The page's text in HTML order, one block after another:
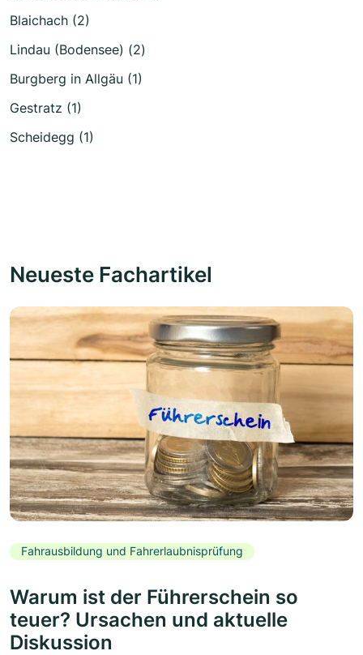
Blaichach (2)
Lindau (Bodensee) (2)
Burgberg in Allgäu (1)
Gestratz (1)
Scheidegg (1)
Neueste Fachartikel
Fahrausbildung und Fahrerlaubnisprüfung
Warum ist der Führerschein so
teuer? Ursachen und aktuelle
Diskussion